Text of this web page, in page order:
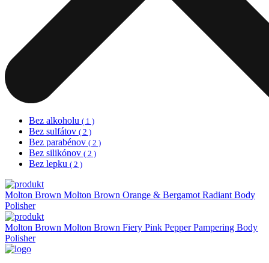
Bez alkoholu ( 1 )
Bez sulfátov ( 2 )
Bez parabénov ( 2 )
Bez silikónov ( 2 )
Bez lepku ( 2 )
Molton Brown Molton Brown Orange & Bergamot Radiant Body
Polisher
Molton Brown Molton Brown Fiery Pink Pepper Pampering Body
Polisher